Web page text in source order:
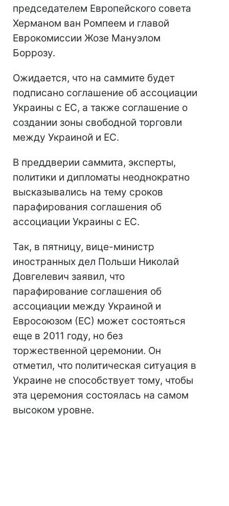
председателем Европейского совета
Херманом ван Ромпеем и главой
Еврокомиссии Жозе Мануэлом
Боррозу.
Ожидается, что на саммите будет
подписано соглашение об ассоциации
Украины с ЕС, а также соглашение о
создании зоны свободной торговли
между Украиной и ЕС.
В преддверии саммита, эксперты,
политики и дипломаты неоднократно
высказывались на тему сроков
парафирования соглашения об
ассоциации Украины с ЕС.
Так, в пятницу, вице-министр
иностранных дел Польши Николай
Довгелевич заявил, что
парафирование соглашения об
ассоциации между Украиной и
Евросоюзом (ЕС) может состояться
еще в 2011 году, но без
торжественной церемонии. Он
отметил, что политическая ситуация в
Украине не способствует тому, чтобы
эта церемония состоялась на самом
высоком уровне.